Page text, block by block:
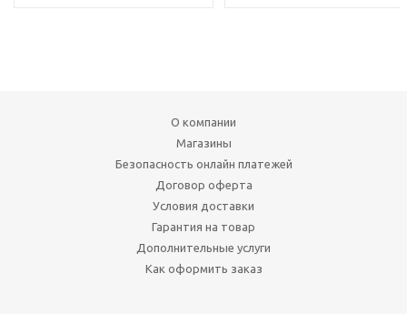
О компании
Магазины
Безопасность онлайн платежей
Договор оферта
Условия доставки
Гарантия на товар
Дополнительные услуги
Как оформить заказ